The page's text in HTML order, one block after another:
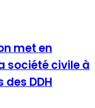
met en
société civile à
DDH